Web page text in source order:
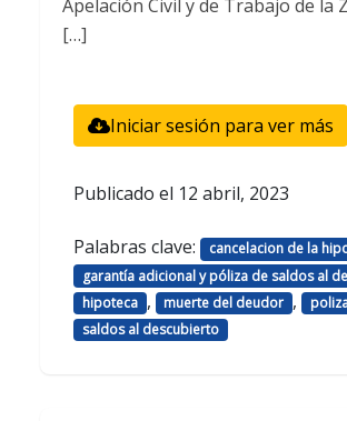
Apelación Civil y de Trabajo de la
[…]
Iniciar sesión para ver más
Publicado el 12 abril, 2023
Palabras clave: cancelacion de la
garantía adicional y póliza de saldos al
hipoteca , muerte del deudor ,
saldos al descubierto